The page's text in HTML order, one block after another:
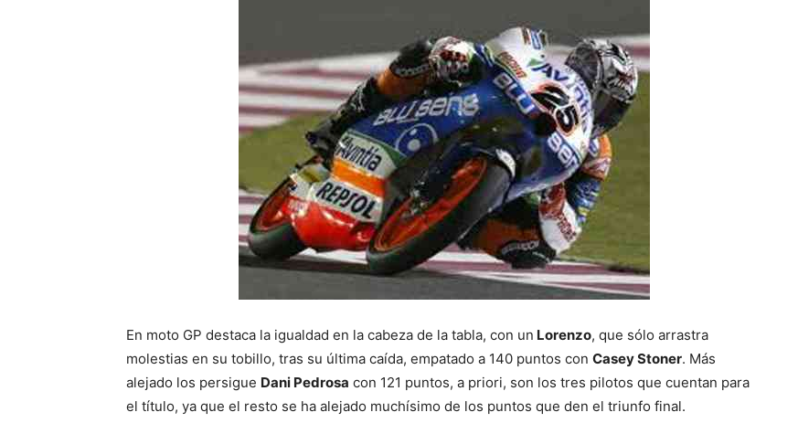
En moto GP destaca la igualdad en la cabeza de la tabla, con un Lorenzo, que sólo arrastra
molestias en su tobillo, tras su última caída, empatado a 140 puntos con Casey Stoner. Más
alejado los persigue Dani Pedrosa con 121 puntos, a priori, son los tres pilotos que cuentan para
el título, ya que el resto se ha alejado muchísimo de los puntos que den el triunfo final.